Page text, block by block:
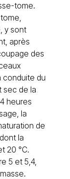
tome.
y sont
après
des
conduite du
sec de la
heures
la
de
la
20 °C.
5 et 5,4,